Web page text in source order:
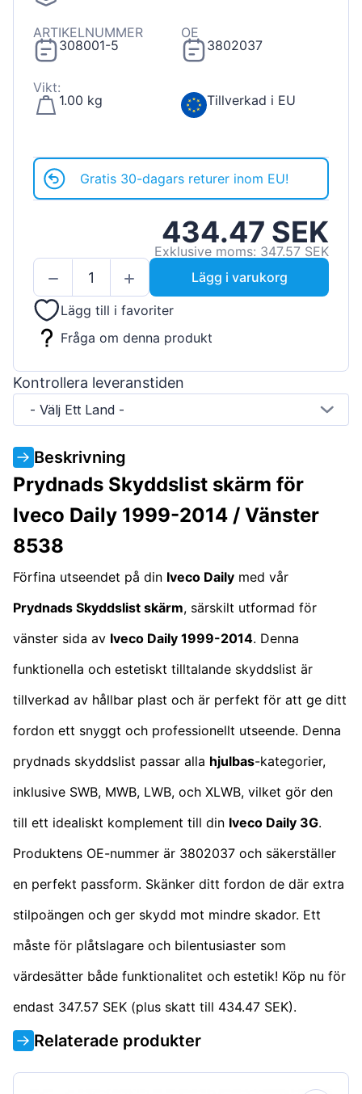
ARTIKELNUMMER
308001-5
OE
3802037
Vikt:
1.00 kg
Tillverkad i EU
Gratis 30-dagars returer inom EU!
434.47 SEK
Exklusive moms: 347.57 SEK
Lägg i varukorg
Lägg till i favoriter
Fråga om denna produkt
Kontrollera leveranstiden
- Välj Ett Land -
Beskrivning
Prydnads Skyddslist skärm för
Iveco Daily 1999-2014 / Vänster
8538
Förfina utseendet på din Iveco Daily med vår
Prydnads Skyddslist skärm, särskilt utformad för
vänster sida av Iveco Daily 1999-2014. Denna
funktionella och estetiskt tilltalande skyddslist är
tillverkad av hållbar plast och är perfekt för att ge ditt
fordon ett snyggt och professionellt utseende. Denna
prydnads skyddslist passar alla hjulbas-kategorier,
inklusive SWB, MWB, LWB, och XLWB, vilket gör den
till ett idealiskt komplement till din Iveco Daily 3G.
Produktens OE-nummer är 3802037 och säkerställer
en perfekt passform. Skänker ditt fordon de där extra
stilpoängen och ger skydd mot mindre skador. Ett
måste för plåtslagare och bilentusiaster som
värdesätter både funktionalitet och estetik! Köp nu för
endast 347.57 SEK (plus skatt till 434.47 SEK).
Relaterade produkter